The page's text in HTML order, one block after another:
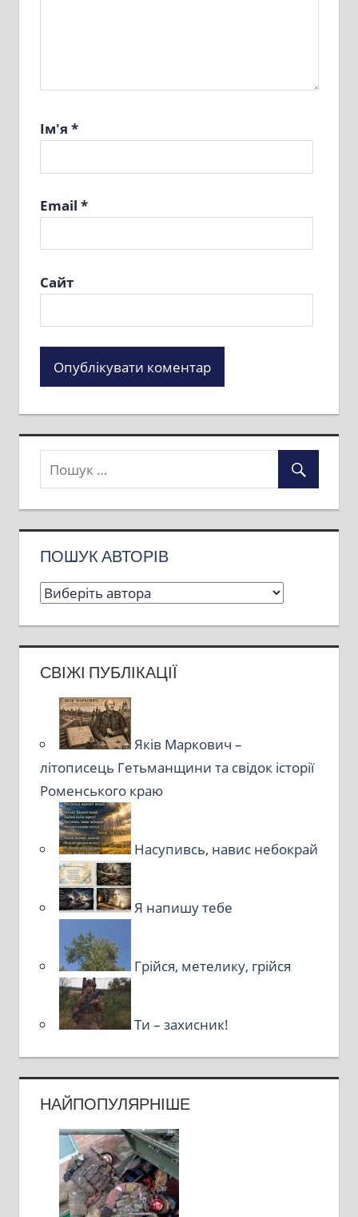
Ім'я *
Email *
Сайт
ПОШУК АВТОРІВ
СВІЖІ ПУБЛІКАЦІЇ
Яків Маркович –
літописець Гетьманщини та свідок історії
Роменського краю
Насупивсь, навис небокрай
Я напишу тебе
Грійся, метелику, грійся
Ти – захисник!
НАЙПОПУЛЯРНІШЕ